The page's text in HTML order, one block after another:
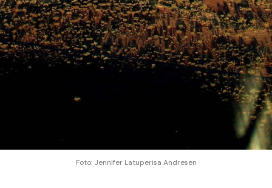
Foto: Jennifer Latuperisa Andresen